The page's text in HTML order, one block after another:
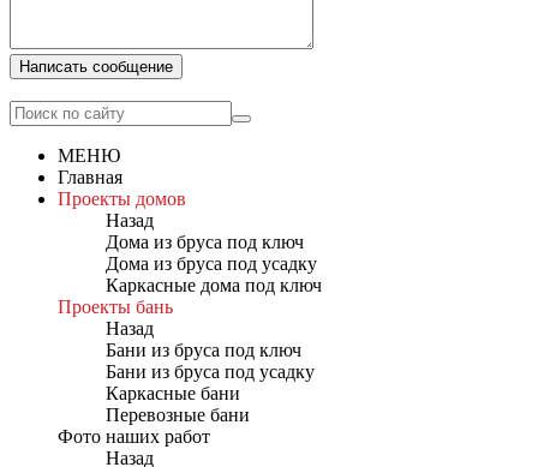
Написать сообщение
МЕНЮ
Главная
Проекты домов
Назад
Дома из бруса под ключ
Дома из бруса под усадку
Каркасные дома под ключ
Проекты бань
Назад
Бани из бруса под ключ
Бани из бруса под усадку
Каркасные бани
Перевозные бани
Фото наших работ
Назад